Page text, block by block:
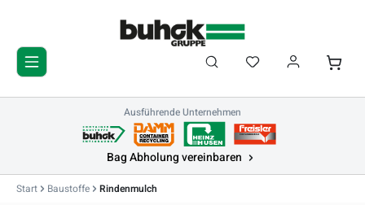
Zum Hauptinhalt springen
Du hast 0 Produkte
Ausführende Unternehmen
Bag Abholung vereinbaren
Start Baustoffe Rindenmulch